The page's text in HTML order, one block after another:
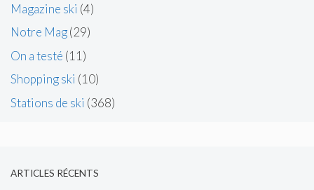
Magazine ski (4)
Notre Mag(29)
On a testé (11)
Shopping ski (10)
Stations de ski (368)
ARTICLES RÉCENTS